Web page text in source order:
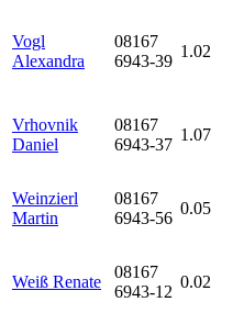
Vogl
Alexandra
08167
6943-39
1.02
Vrhovnik
Daniel
08167
6943-37
1.07
Weinzierl
Martin
08167
6943-56
0.05
Weiß Renate
08167
6943-12
0.02